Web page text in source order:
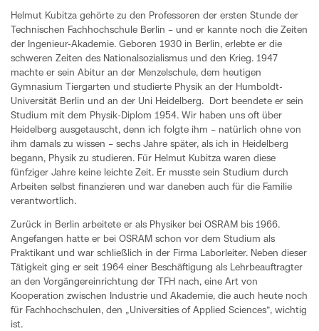
Helmut Kubitza gehörte zu den Professoren der ersten Stunde der
Technischen Fachhochschule Berlin – und er kannte noch die Zeiten
der Ingenieur-Akademie. Geboren 1930 in Berlin, erlebte er die
schweren Zeiten des Nationalsozialismus und den Krieg. 1947
machte er sein Abitur an der Menzelschule, dem heutigen
Gymnasium Tiergarten und studierte Physik an der Humboldt-
Universität Berlin und an der Uni Heidelberg. Dort beendete er sein
Studium mit dem Physik-Diplom 1954. Wir haben uns oft über
Heidelberg ausgetauscht, denn ich folgte ihm – natürlich ohne von
ihm damals zu wissen – sechs Jahre später, als ich in Heidelberg
begann, Physik zu studieren. Für Helmut Kubitza waren diese
fünfziger Jahre keine leichte Zeit. Er musste sein Studium durch
Arbeiten selbst finanzieren und war daneben auch für die Familie
verantwortlich.
Zurück in Berlin arbeitete er als Physiker bei OSRAM bis 1966.
Angefangen hatte er bei OSRAM schon vor dem Studium als
Praktikant und war schließlich in der Firma Laborleiter. Neben dieser
Tätigkeit ging er seit 1964 einer Beschäftigung als Lehrbeauftragter
an den Vorgängereinrichtung der TFH nach, eine Art von
Kooperation zwischen Industrie und Akademie, die auch heute noch
für Fachhochschulen, den „Universities of Applied Sciences“, wichtig
ist.